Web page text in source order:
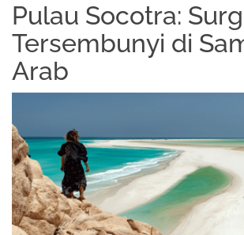
Pulau Socotra:
Tersembunyi di
Arab